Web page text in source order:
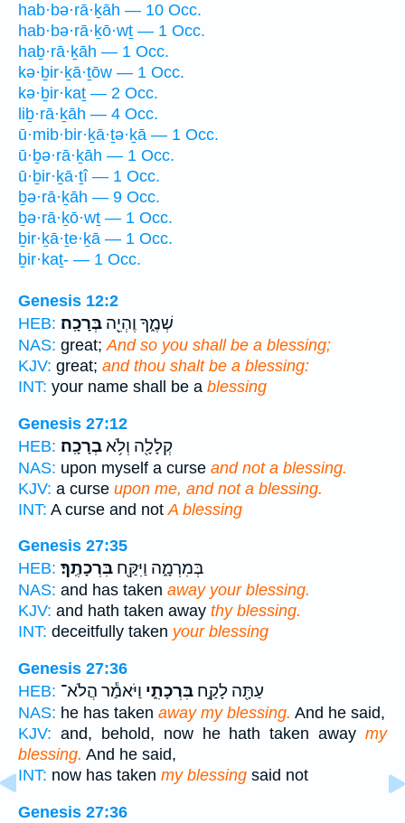
hab·bə·rā·ḵāh — 10 Occ.
hab·bə·rā·ḵō·wṯ — 1 Occ.
haḇ·rā·ḵāh — 1 Occ.
kə·ḇir·ḵā·ṯōw — 1 Occ.
kə·ḇir·kaṯ — 2 Occ.
liḇ·rā·ḵāh — 4 Occ.
ū·mib·bir·ḵā·ṯə·ḵā — 1 Occ.
ū·ḇə·rā·ḵāh — 1 Occ.
ū·ḇir·ḵā·ṯî — 1 Occ.
ḇə·rā·ḵāh — 9 Occ.
ḇə·rā·ḵō·wṯ — 1 Occ.
ḇir·ḵā·ṯe·ḵā — 1 Occ.
ḇir·kaṯ- — 1 Occ.
Genesis 12:2
HEB:
שְׁמֶ֑ךָ וֶהְיֵ֖ה בְּרָכָֽה׃
NAS: great;And so you shall be a blessing;
KJV: great; and thou shalt be a blessing:
INT: your name shall be a blessing
Genesis 27:12
HEB:
קְלָלָ֖ה וְלֹ֥אבְרָכָֽה׃
NAS: upon myself a curse and not a blessing.
KJV: a curse upon me, and not a blessing.
INT: A curse and not A blessing
Genesis 27:35
HEB:
בְּמִרְמָ֑ה וַיִּקַּ֖ח בִּרְכָתֶֽךָ׃
NAS: and has taken away your blessing.
KJV: and hath taken away thy blessing.
INT: deceitfully taken your blessing
Genesis 27:36
HEB:
עַתָּ֖ה לָקַ֣ח בִּרְכָתִ֑י וַיֹּאמַ֕ר הֲלֹא־
NAS: he has taken away my blessing. And he said,
KJV: and, behold, now he hath taken away my
blessing. And he said,
INT: now has taken my blessing said not
Genesis 27:36